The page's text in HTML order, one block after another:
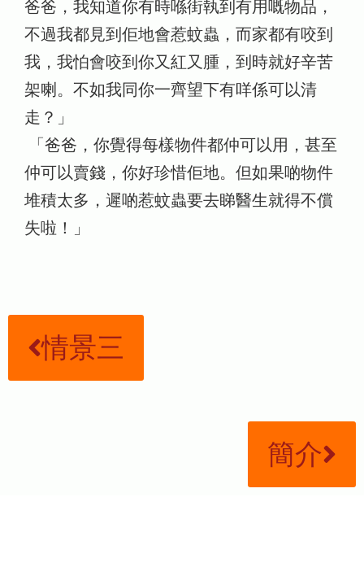
爸爸，我知道你有時喺街執到有用嘅物品，
不過我都見到佢地會惹蚊蟲，而家都有咬到
我，我怕會咬到你又紅又腫，到時就好辛苦
架喇。不如我同你一齊望下有咩係可以清
走？」
「爸爸，你覺得每樣物件都仲可以用，甚至
仲可以賣錢，你好珍惜佢地。但如果啲物件
堆積太多，遲啲惹蚊蟲要去睇醫生就得不償
失啦！」
情景三
簡介